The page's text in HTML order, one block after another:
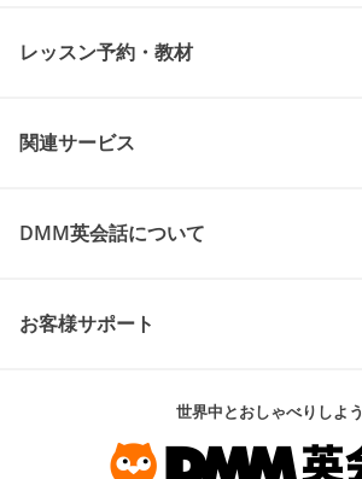
レッスン予約・教材
関連サービス
DMM英会話について
お客様サポート
世界中とおしゃべりしよう